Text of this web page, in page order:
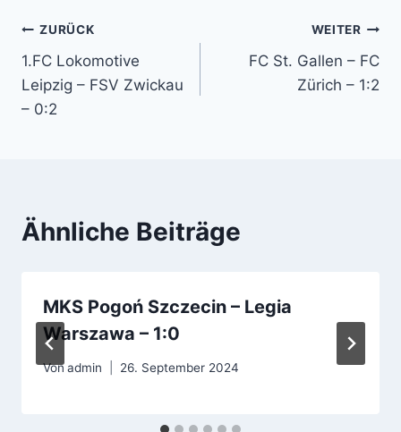
Beitragsnavigation
ZURÜCK
1.FC Lokomotive
Leipzig – FSV Zwickau
– 0:2
WEITER
FC St. Gallen – FC
Zürich – 1:2
Ähnliche Beiträge
MKS Pogoń Szczecin – Legia
Warszawa – 1:0
Vonadmin 26. September 2024